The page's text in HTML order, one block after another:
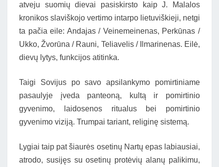
atveju suomių dievai pasiskirsto kaip J. Malalos
kronikos slaviškojo vertimo intarpo lietuviškieji, netgi
ta pačia eile: Andajas / Veinemeinenas, Perkūnas /
Ukko, Žvorūna / Rauni, Teliavelis / Ilmarinenas. Eilė,
dievų lytys, funkcijos atitinka.
Taigi Sovijus po savo apsilankymo pomirtiniame
pasaulyje įveda panteoną, kultą ir pomirtinio
gyvenimo, laidosenos ritualus bei pomirtinio
gyvenimo viziją. Trumpai tariant, religinę sistemą.
Lygiai taip pat šiaurės osetinų Nartų epas labiausiai,
atrodo, susijęs su osetinų protėvių alanų palikimu,